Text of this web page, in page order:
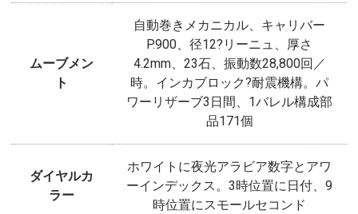
ムーブメン
ト
自動巻きメカニカル、キャリバー
P.900、径12?リーニュ、厚さ
4.2mm、23石、振動数28,800回／
時。インカブロック?耐震機構。パ
ワーリザーブ3日間、1バレル構成部
品171個
ダイヤルカ
ラー
ホワイトに夜光アラビア数字とアワ
ーインデックス。3時位置に日付、9
時位置にスモールセコンド